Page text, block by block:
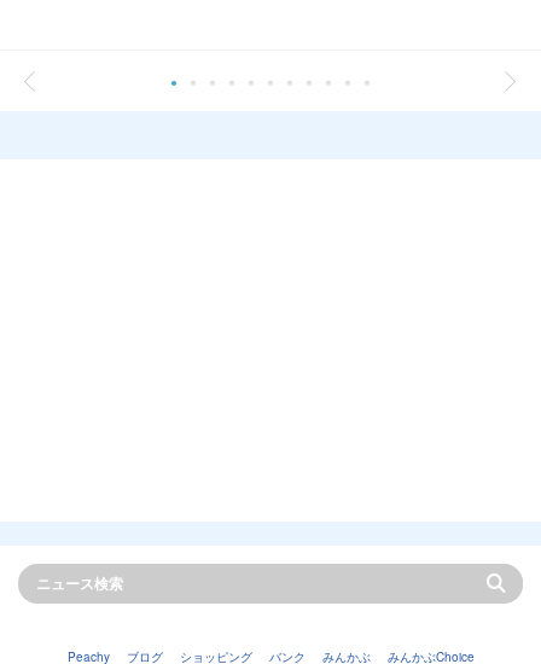
Peachy ブログ ショッピング バンク みんかぶ みんかぶChoice